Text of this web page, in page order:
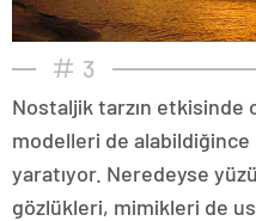
3
Nostaljik tarzın etkisinde
modelleri de
yaratıyor. Neredeyse
gözlükleri, mimikleri de